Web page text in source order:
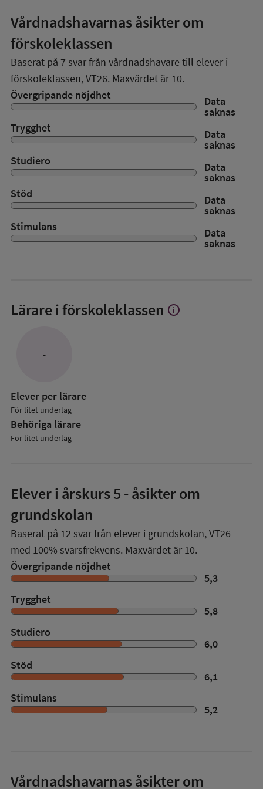
Vårdnadshavarnas åsikter om
förskoleklassen
Baserat på 7 svar från vårdnadshavare till elever i
förskoleklassen,VT26. Maxvärdet är 10.
Övergripande nöjdhet
Data
saknas
Trygghet
Data
saknas
Studiero
Data
saknas
Stöd
Data
saknas
Stimulans
Data
saknas
Lärare i förskoleklassen Visa
info
-
Elever per lärare
För litet underlag
Behöriga lärare
För litet underlag
Elever i årskurs 5 - åsikter om
grundskolan
Baserat på 12 svar från elever i grundskolan,VT26
med 100% svarsfrekvens. Maxvärdet är 10.
Övergripande nöjdhet
5,3
Trygghet
5,8
Studiero
6,0
Stöd
6,1
Stimulans
5,2
Vårdnadshavarnas åsikter om